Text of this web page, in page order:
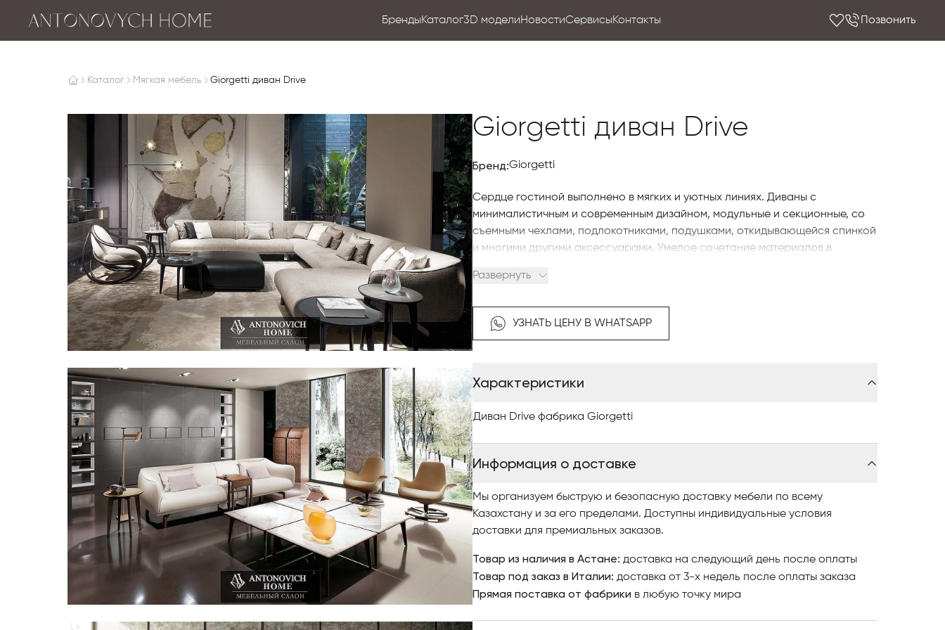
БрендыКаталог3D моделиНовостиСервисыКонтакты Позвонить
Каталог Мягкая мебель Giorgetti диван Drive
Giorgetti диван Drive
Бренд:Giorgetti
Сердце гостиной выполнено в мягких и уютных линиях. Диваны с
минималистичным и современным дизайном, модульные и секционные, со
съемными чехлами, подлокотниками, подушками, откидывающейся спинкой
и многими другими аксессуарами. Умелое сочетание материалов в
наш интернет-каталог, где разнообразные модели представлены
качественными фото, сравнивайте понравившиеся модели и оформляйте
По вопросам приобретения элитной мебели в Астане обращайтесь в
Развернуть
УЗНАТЬ ЦЕНУ В WHATSAPP
Характеристики
Диван Drive фабрика Giorgetti
Информация о доставке
Мы организуем быструю и безопасную доставку мебели по всему
Казахстану и за его пределами. Доступны индивидуальные условия
доставки для премиальных заказов.
Товар из наличия в Астане: доставка на следующий день после оплаты
Товар под заказ в Италии: доставка от 3-х недель после оплаты заказа
Прямая поставка от фабрики в любую точку мира